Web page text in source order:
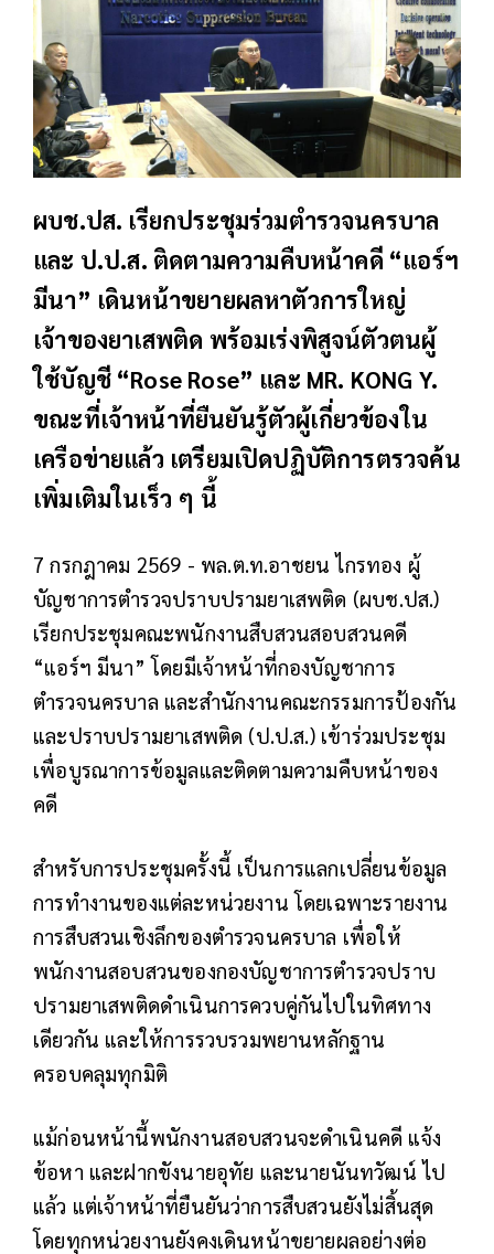
ผบช.ปส. เรียกประชุมร่วมตำรวจนครบาล
และ ป.ป.ส. ติดตามความคืบหน้าคดี “แอร์ฯ
มีนา” เดินหน้าขยายผลหาตัวการใหญ่
เจ้าของยาเสพติด พร้อมเร่งพิสูจน์ตัวตนผู้
ใช้บัญชี “Rose Rose” และ MR. KONG Y.
ขณะที่เจ้าหน้าที่ยืนยันรู้ตัวผู้เกี่ยวข้องใน
เครือข่ายแล้ว เตรียมเปิดปฏิบัติการตรวจค้น
เพิ่มเติมในเร็ว ๆ นี้
7 กรกฎาคม 2569 - พล.ต.ท.อาชยน ไกรทอง ผู้
บัญชาการตำรวจปราบปรามยาเสพติด (ผบช.ปส.)
เรียกประชุมคณะพนักงานสืบสวนสอบสวนคดี
“แอร์ฯ มีนา” โดยมีเจ้าหน้าที่กองบัญชาการ
ตำรวจนครบาล และสำนักงานคณะกรรมการป้องกัน
และปราบปรามยาเสพติด (ป.ป.ส.) เข้าร่วมประชุม
เพื่อบูรณาการข้อมูลและติดตามความคืบหน้าของ
คดี
สำหรับการประชุมครั้งนี้ เป็นการแลกเปลี่ยนข้อมูล
การทำงานของแต่ละหน่วยงาน โดยเฉพาะรายงาน
การสืบสวนเชิงลึกของตำรวจนครบาล เพื่อให้
พนักงานสอบสวนของกองบัญชาการตำรวจปราบ
ปรามยาเสพติดดำเนินการควบคู่กันไปในทิศทาง
เดียวกัน และให้การรวบรวมพยานหลักฐาน
ครอบคลุมทุกมิติ
แม้ก่อนหน้านี้พนักงานสอบสวนจะดำเนินคดี แจ้ง
ข้อหา และฝากขังนายอุทัย และนายนันทวัฒน์ ไป
แล้ว แต่เจ้าหน้าที่ยืนยันว่าการสืบสวนยังไม่สิ้นสุด
โดยทุกหน่วยงานยังคงเดินหน้าขยายผลอย่างต่อ